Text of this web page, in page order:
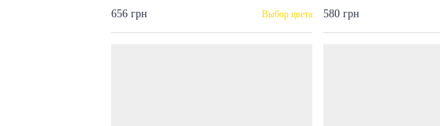
656 грн
Выбор цвета
580 грн